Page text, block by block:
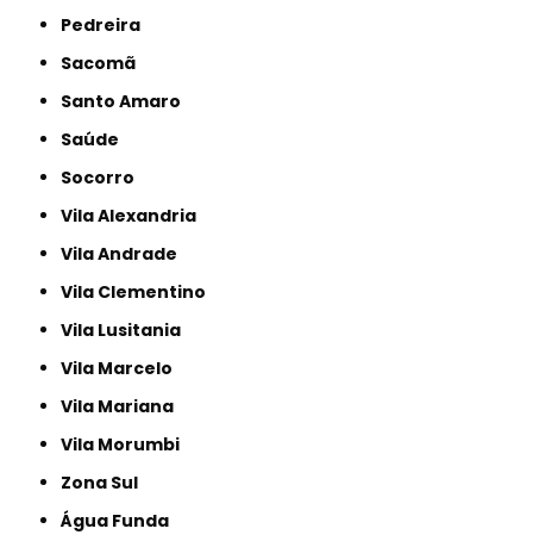
Pedreira
Sacomã
Santo Amaro
Saúde
Socorro
Vila Alexandria
Vila Andrade
Vila Clementino
Vila Lusitania
Vila Marcelo
Vila Mariana
Vila Morumbi
Zona Sul
Água Funda